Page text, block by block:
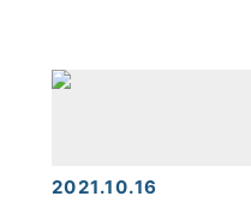
2021.10.16